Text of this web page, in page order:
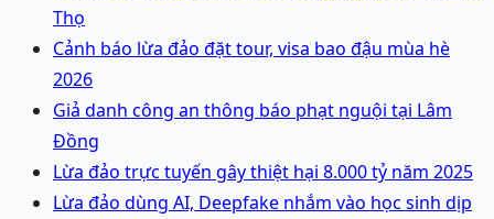
Thọ
Cảnh báo lừa đảo đặt tour, visa bao đậu mùa hè
2026
Giả danh công an thông báo phạt nguội tại Lâm
Đồng
Lừa đảo trực tuyến gây thiệt hại 8.000 tỷ năm 2025
Lừa đảo dùng AI, Deepfake nhắm vào học sinh dịp